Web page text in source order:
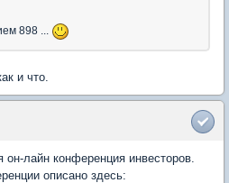
898 ...
и что.
он-лайн конференция инвесторов.
описано здесь: